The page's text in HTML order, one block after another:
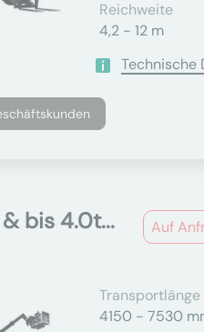
Reichweite
4,2 - 12 m
Technische
Auf
& bis 4.0t...
Transportlänge
4150 - 7530